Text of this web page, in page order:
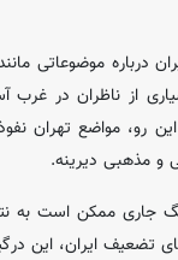
درباره موضوعاتی
از ناظران در غرب
رو، مواضع تهران
و مذهبی دیرینه.
جاری ممکن است به
تضعیف ایران، این